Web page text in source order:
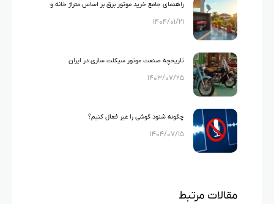
راهنمای جامع خرید موتور برق بر اساس متراژ خانه و
لوازم خانگی
۱۴۰۴/۰۱/۲۱
تاریخچه صنعت موتور سیکلت سازی در ایران
۱۴۰۳/۰۷/۲۵
چگونه شنود گوشی را غیر فعال کنیم؟
۱۴۰۴/۰۷/۱۵
مقالات مرتبط